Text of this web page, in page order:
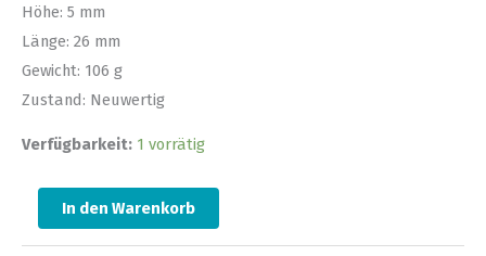
Höhe: 5 mm
Länge: 26 mm
Gewicht: 106 g
Zustand: Neuwertig
Verfügbarkeit: 1 vorrätig
In den Warenkorb